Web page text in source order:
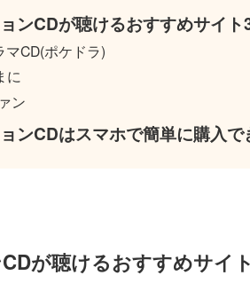
ンCDが聴けるおすすめサイト
マCD(ポケドラ)
に
ン
ンCDはスマホで簡単に購入で
が聴けるおすすめサイ